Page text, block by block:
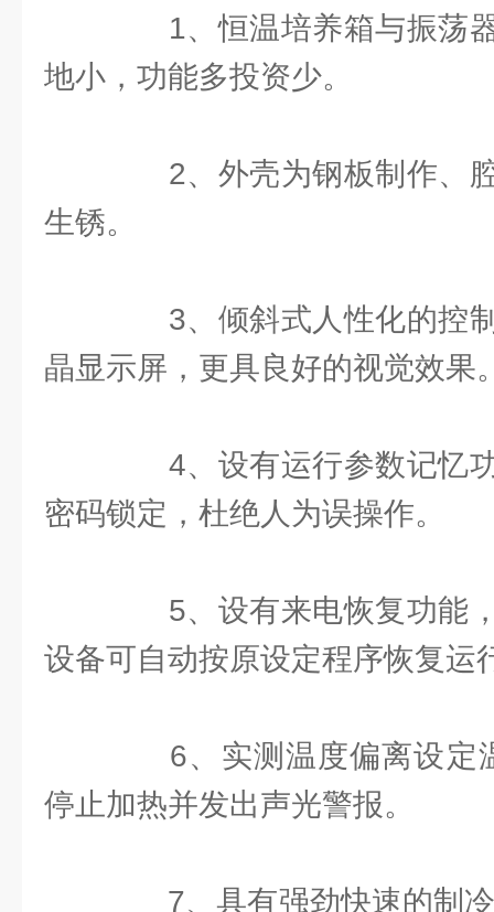
1、恒温培养箱与振荡器
地小，功能多投资少。
2、外壳为钢板制作、腔
生锈。
3、倾斜式人性化的控制
晶显示屏，更具良好的视觉效果
4、设有运行参数记忆功
密码锁定，杜绝人为误操作。
5、设有来电恢复功能，
设备可自动按原设定程序恢复运
6、实测温度偏离设定
停止加热并发出声光警报。
7、具有强劲快速的制冷